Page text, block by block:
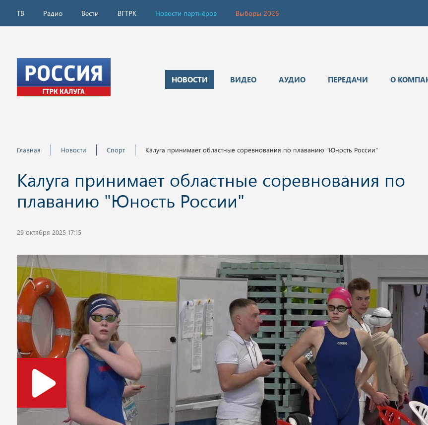
ТВ Радио Вести ВГТРК Новости партнёров Выборы 2026
НОВОСТИ ВИДЕО АУДИО ПЕРЕДАЧИ О
Главная Новости Спорт Калуга принимает областные соревнования по плаванию "Юность России"
Калуга принимает областные соревнования по
плаванию "Юность России"
29 октября 2025 17:15